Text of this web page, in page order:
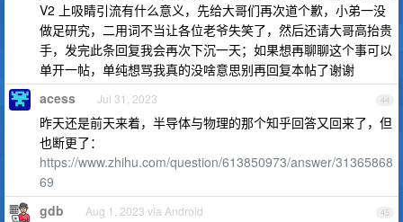
V2 上吸睛引流有什么意义，先给大哥们再次道个歉，小弟一没
做足研究，二用词不当让各位老爷失笑了，然后还请大哥高抬贵
手，发完此条回复我会再次下沉一天；如果想再聊聊这个事可以
单开一帖，单纯想骂我真的没啥意思别再回复本帖了谢谢
44
acess Jul 31, 2023
昨天还是前天来着，半导体与物理的那个知乎回答又回来了，但
也断更了：
https://www.zhihu.com/question/613850973/answer/31365868
69
45
gdb Aug 1, 2023 via Android